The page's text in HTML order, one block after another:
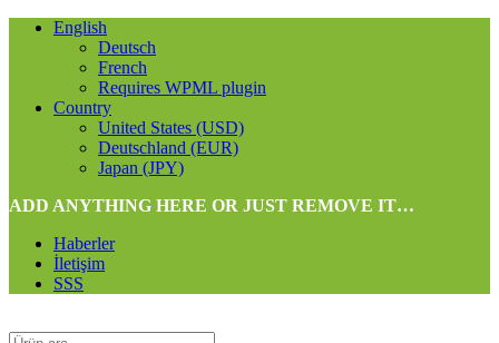
English
Deutsch
French
Requires WPML plugin
Country
United States (USD)
Deutschland (EUR)
Japan (JPY)
ADD ANYTHING HERE OR JUST REMOVE IT…
Haberler
İletişim
SSS